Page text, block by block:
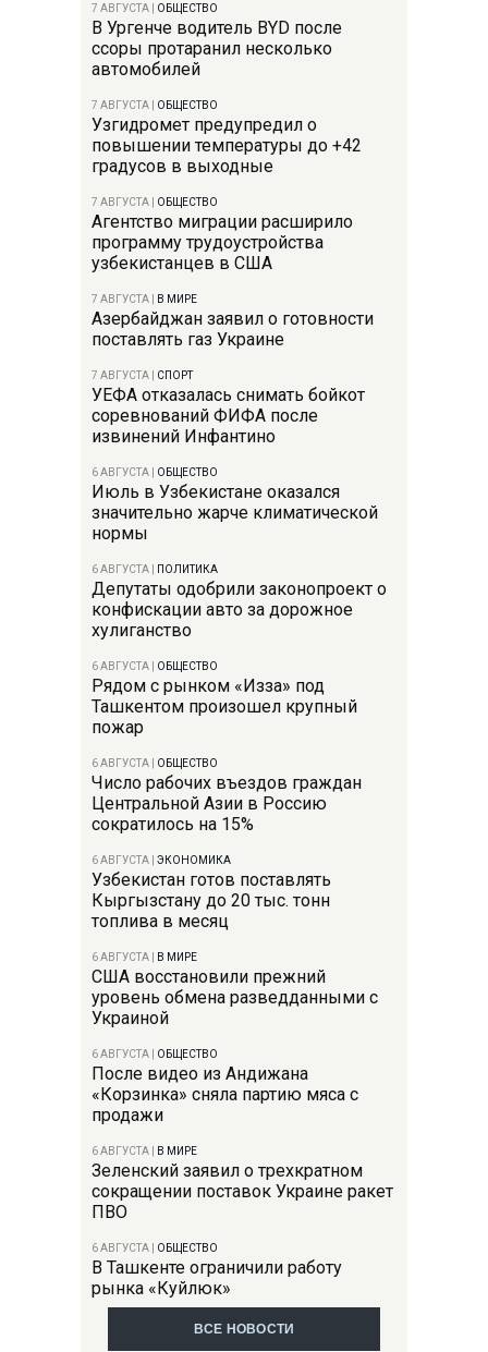
7 АВГУСТА ОБЩЕСТВО
В Ургенче водитель BYD после
ссоры протаранил несколько
автомобилей
7 АВГУСТА ОБЩЕСТВО
Узгидромет предупредил о
повышении температуры до +42
градусов в выходные
7 АВГУСТА ОБЩЕСТВО
Агентство миграции расширило
программу трудоустройства
узбекистанцев в США
7 АВГУСТА В МИРЕ
Азербайджан заявил о готовности
поставлять газ Украине
7 АВГУСТА СПОРТ
УЕФА отказалась снимать бойкот
соревнований ФИФА после
извинений Инфантино
6 АВГУСТА ОБЩЕСТВО
Июль в Узбекистане оказался
значительно жарче климатической
нормы
6 АВГУСТА ПОЛИТИКА
Депутаты одобрили законопроект о
конфискации авто за дорожное
хулиганство
6 АВГУСТА ОБЩЕСТВО
Рядом с рынком «Изза» под
Ташкентом произошел крупный
пожар
6 АВГУСТА ОБЩЕСТВО
Число рабочих въездов граждан
Центральной Азии в Россию
сократилось на 15%
6 АВГУСТА ЭКОНОМИКА
Узбекистан готов поставлять
Кыргызстану до 20 тыс. тонн
топлива в месяц
6 АВГУСТА В МИРЕ
США восстановили прежний
уровень обмена разведданными с
Украиной
6 АВГУСТА ОБЩЕСТВО
После видео из Андижана
«Корзинка» сняла партию мяса с
продажи
6 АВГУСТА В МИРЕ
Зеленский заявил о трехкратном
сокращении поставок Украине ракет
ПВО
6 АВГУСТА ОБЩЕСТВО
В Ташкенте ограничили работу
рынка «Куйлюк»
ВСЕ НОВОСТИ